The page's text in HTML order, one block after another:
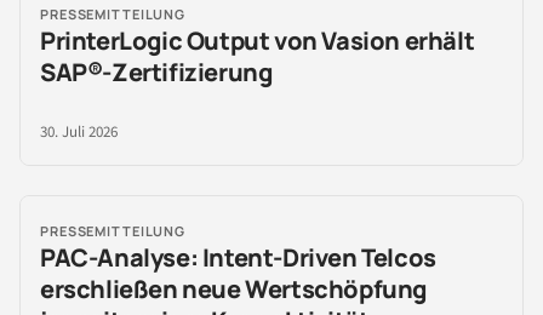
PRESSEMITTEILUNG
PrinterLogic Output von Vasion erhält
SAP®-Zertifizierung
30. Juli 2026
PRESSEMITTEILUNG
PAC-Analyse: Intent-Driven Telcos
erschließen neue Wertschöpfung